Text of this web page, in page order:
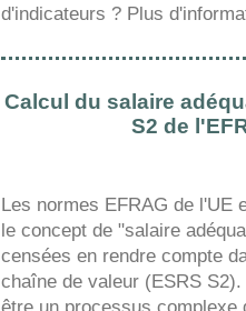
d'indicateurs ? Plus
Calcul du salaire
S2 de
Les normes EFRAG de l'UE
le concept de "salaire
censées en rendre compte
chaîne de valeur (ESRS